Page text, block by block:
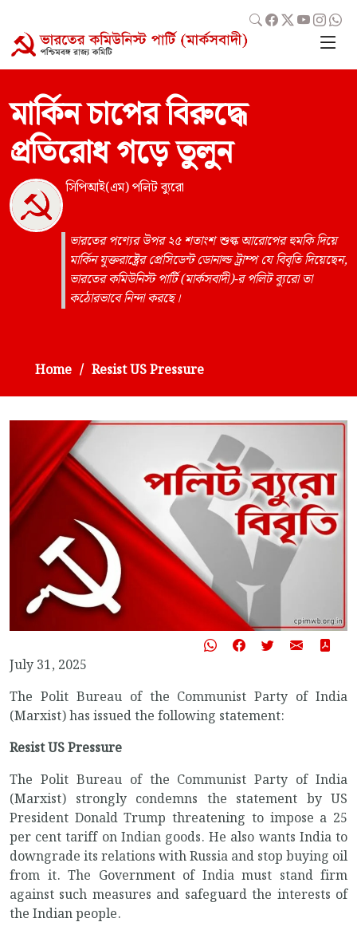
মার্কিন চাপের বিরুদ্ধে
প্রতিরোধ গড়ে তুলুন
সিপিআই(এম) পলিট ব্যুরো
ভারতের পণ্যের উপর ২৫ শতাংশ শুল্ক আরোপের হুমকি দিয়ে
মার্কিন যুক্তরাষ্ট্রের প্রেসিডেন্ট ডোনাল্ড ট্রাম্প যে বিবৃতি দিয়েছেন,
ভারতের কমিউনিস্ট পার্টি (মার্কসবাদী)-র পলিট ব্যুরো তা
কঠোরভাবে নিন্দা করছে।
Home Resist US Pressure
July 31, 2025
The Polit Bureau of the Communist Party of India
(Marxist) has issued the following statement:
Resist US Pressure
The Polit Bureau of the Communist Party of India
(Marxist) strongly condemns the statement by US
President Donald Trump threatening to impose a 25
per cent tariff on Indian goods. He also wants India to
downgrade its relations with Russia and stop buying oil
from it. The Government of India must stand firm
against such measures and safeguard the interests of
the Indian people.